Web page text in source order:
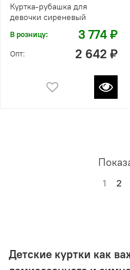
Куртка-рубашка для
девочки сиреневый
В розницу: 3 774 ₽
Опт: 2 642 ₽
1 2
Детские куртки как